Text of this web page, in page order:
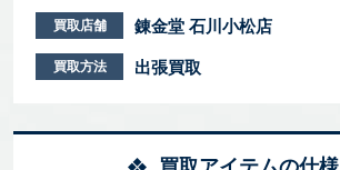
買取店舗 錬金堂 石川小松店
買取方法 出張買取